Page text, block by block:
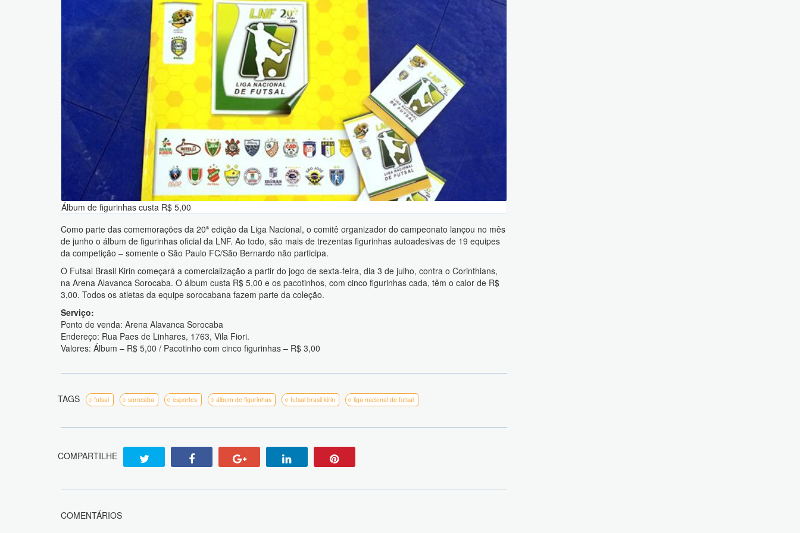
Álbum de figurinhas custa R$ 5,00
Como parte das comemorações da 20ª edição da Liga Nacional, o comitê organizador do campeonato lançou no mês
de junho o álbum de figurinhas oficial da LNF. Ao todo, são mais de trezentas figurinhas autoadesivas de 19 equipes
da competição – somente o São Paulo FC/São Bernardo não participa.
O Futsal Brasil Kirin começará a comercialização a partir do jogo de sexta-feira, dia 3 de julho, contra o Corinthians,
na Arena Alavanca Sorocaba. O álbum custa R$ 5,00 e os pacotinhos, com cinco figurinhas cada, têm o calor de R$
3,00. Todos os atletas da equipe sorocabana fazem parte da coleção.
Serviço:
Ponto de venda: Arena Alavanca Sorocaba
Endereço: Rua Paes de Linhares, 1763, Vila Fiori.
Valores: Álbum – R$ 5,00 / Pacotinho com cinco figurinhas – R$ 3,00
TAGS futsal sorocaba esportes álbum de figurinhas futsal brasil kirin liga nacional de futsal
COMPARTILHE
COMENTÁRIOS